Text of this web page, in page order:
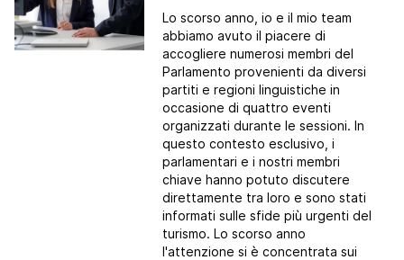
Lo scorso anno, io e il mio team
abbiamo avuto il piacere di
accogliere numerosi membri del
Parlamento provenienti da diversi
partiti e regioni linguistiche in
occasione di quattro eventi
organizzati durante le sessioni. In
questo contesto esclusivo, i
parlamentari e i nostri membri
chiave hanno potuto discutere
direttamente tra loro e sono stati
informati sulle sfide più urgenti del
turismo. Lo scorso anno
l'attenzione si è concentrata sui